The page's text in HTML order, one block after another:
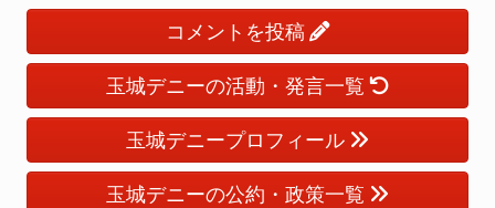
コメントを投稿
玉城デニーの活動・発言一覧
玉城デニープロフィール
玉城デニーの公約・政策一覧